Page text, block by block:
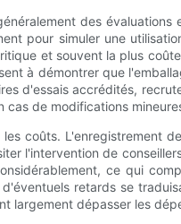
des
pour simuler une
et souvent la plus
à démontrer que
d'essais accrédités,
de modifications
coûts.
l'intervention de
ce qui
retards se
dépasser les